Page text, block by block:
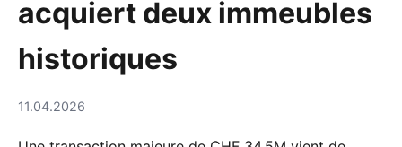
acquiert deux immeubles
historiques
11.04.2026